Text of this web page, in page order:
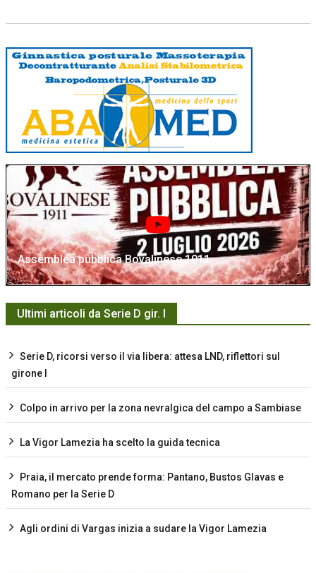
Assemblea pubblica Bovalinese 1911
Ultimi articoli da Serie D gir. I
Serie D, ricorsi verso il via libera: attesa LND, riflettori sul
girone I
Colpo in arrivo per la zona nevralgica del campo a Sambiase
La Vigor Lamezia ha scelto la guida tecnica
Praia, il mercato prende forma: Pantano, Bustos Glavas e
Romano per la Serie D
Agli ordini di Vargas inizia a sudare la Vigor Lamezia